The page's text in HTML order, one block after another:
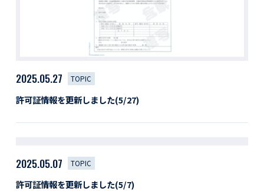
2025.05.27 TOPIC
許可証情報を更新しました(5/27)
2025.05.07 TOPIC
許可証情報を更新しました(5/7)